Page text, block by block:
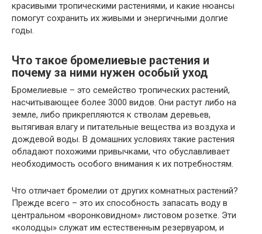
красивыми тропическими растениями, и какие нюансы
помогут сохранить их живыми и энергичными долгие
годы.
Что такое бромелиевые растения и
почему за ними нужен особый уход
Бромелиевые – это семейство тропических растений,
насчитывающее более 3000 видов. Они растут либо на
земле, либо прикрепляются к стволам деревьев,
вытягивая влагу и питательные вещества из воздуха и
дождевой воды. В домашних условиях такие растения
обладают похожими привычками, что обуславливает
необходимость особого внимания к их потребностям.
Что отличает бромелии от других комнатных растений?
Прежде всего – это их способность запасать воду в
центральном «воронковидном» листовом розетке. Эти
«колодцы» служат им естественным резервуаром, и